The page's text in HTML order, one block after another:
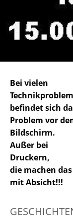
Bei vielen
befindet sich
Problem vor
Bildschirm.
Außer bei
Druckern,
die machen das
mit Absicht!!!